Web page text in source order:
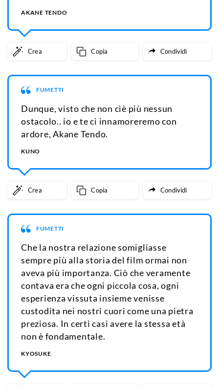
AKANE TENDO
Crea Copia Condividi
FUMETTI
Dunque, visto che non cìè più nessun
ostacolo.. io e te ci innamoreremo con
ardore, Akane Tendo.
KUNO
Crea Copia Condividi
FUMETTI
Che la nostra relazione somigliasse
sempre più alla storia del film ormai non
aveva più importanza. Ciò che veramente
contava era che ogni piccola cosa, ogni
esperienza vissuta insieme venisse
custodita nei nostri cuori come una pietra
preziosa. In certi casi avere la stessa età
non è fondamentale.
KYOSUKE